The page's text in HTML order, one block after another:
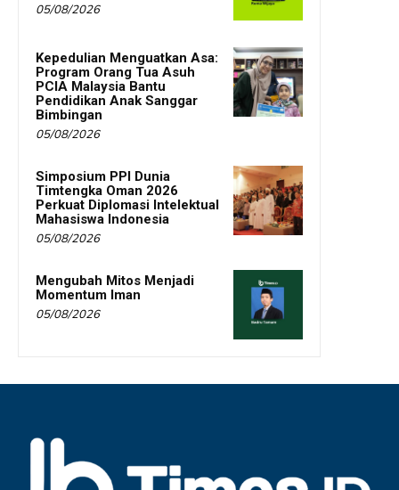
05/08/2026
Kepedulian Menguatkan Asa:
Program Orang Tua Asuh
PCIA Malaysia Bantu
Pendidikan Anak Sanggar
Bimbingan
05/08/2026
Simposium PPI Dunia
Timtengka Oman 2026
Perkuat Diplomasi Intelektual
Mahasiswa Indonesia
05/08/2026
Mengubah Mitos Menjadi
Momentum Iman
05/08/2026